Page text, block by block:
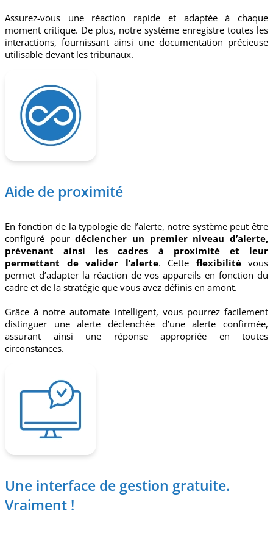
Assurez-vous une réaction rapide et adaptée à chaque
moment critique. De plus, notre système enregistre toutes les
interactions, fournissant ainsi une documentation précieuse
utilisable devant les tribunaux.
Aide de proximité
En fonction de la typologie de l’alerte, notre système peut être
configuré pourdéclencher un premier niveau d’alerte,
prévenant ainsi les cadres à proximité et leur
permettant de valider l’alerte. Cette flexibilitévous
permet d’adapter la réaction de vos appareils en fonction du
cadre et de la stratégie que vous avez définis en amont.
Grâce à notre automate intelligent, vous pourrez facilement
distinguer une alerte déclenchée d’une alerte confirmée,
assurant ainsi une réponse appropriée en toutes
circonstances.
Une interface de gestion gratuite.
Vraiment !